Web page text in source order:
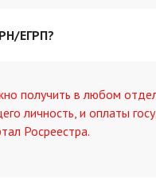
ЕГРП?
получить в любом
личность, и оплаты
Росреестра.